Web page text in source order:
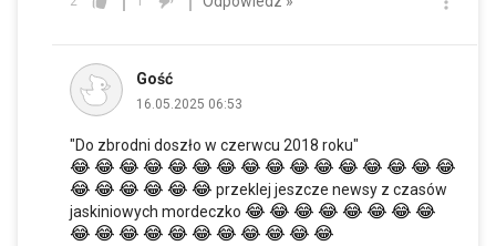
Gość
16.05.2025 06:53
"Do zbrodni doszło w czerwcu 2018 roku"
😂 😂 😂 😂 😂 😂 😂 😂 😂 😂 😂 😂 😂 😂 😂 😂
😂 😂 😂 😂 😂 😂 przeklej jeszcze newsy z czasów
jaskiniowych mordeczko 😂 😂 😂 😂 😂 😂 😂 😂
😂 😂 😂 😂 😂 😂 😂 😂 😂 😂 😂